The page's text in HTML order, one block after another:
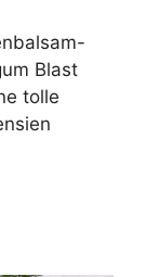
Blast
tolle